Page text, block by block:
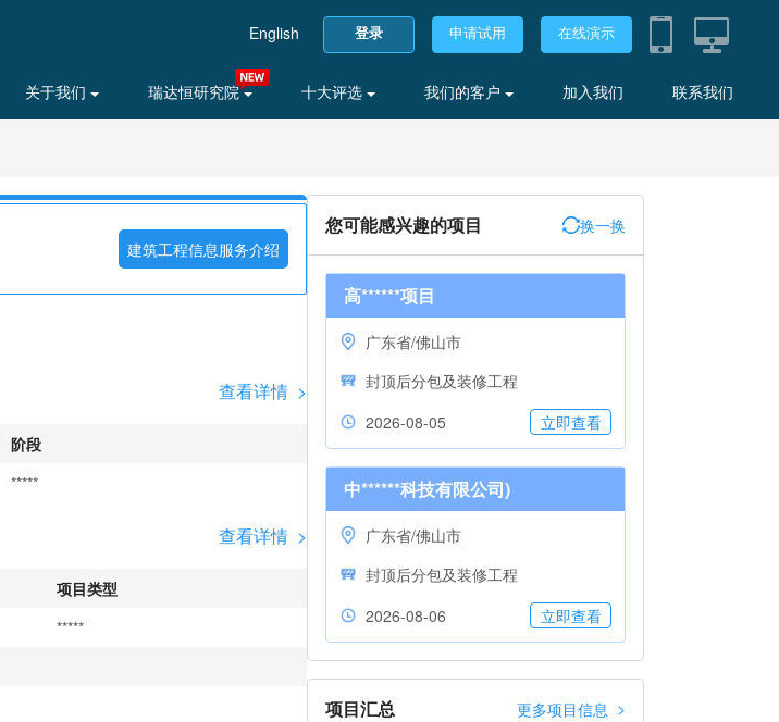
English 登录 申请试用 在线演示
关于我们 瑞达恒研究院 十大评选 我们的客户 加入我们 联系我们
建筑工程信息服务介绍
查看详情 >
阶段
*****
查看详情 >
项目类型
*****
您可能感兴趣的项目 换一换
高******项目
广东省/佛山市
封顶后分包及装修工程
2026-08-05
立即查看
中******科技有限公司)
广东省/佛山市
封顶后分包及装修工程
2026-08-06
立即查看
项目汇总 更多项目信息 >